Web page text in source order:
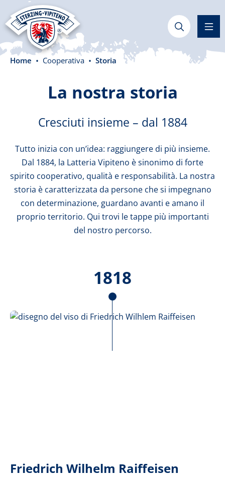
principale
Home Cooperativa Storia
La nostra storia
Cresciuti insieme – dal 1884
Tutto inizia con un’idea: raggiungere di più insieme.
Dal 1884, la Latteria Vipiteno è sinonimo di forte
spirito cooperativo, qualità e responsabilità. La nostra
storia è caratterizzata da persone che si impegnano
con determinazione, guardano avanti e amano il
proprio territorio. Qui trovi le tappe più importanti
del nostro percorso.
Friedrich Wilhelm Raiffeisen
1818